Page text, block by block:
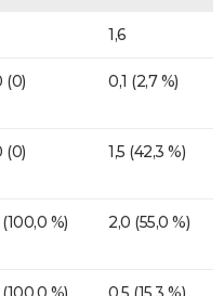
1,6
(0) 0,1 (2,7 %)
(0) 1,5 (42,3 %)
(100,0 %) 2,0 (55,0 %)